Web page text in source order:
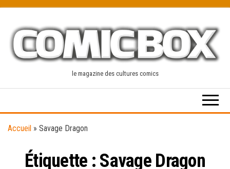
content
le magazine des cultures comics
Accueil » Savage Dragon
Étiquette : Savage Dragon